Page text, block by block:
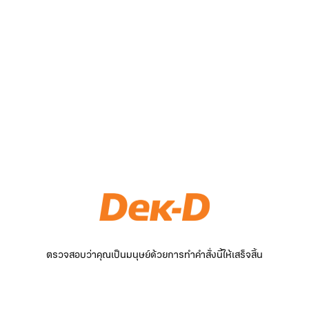
ตรวจสอบว่าคุณเป็นมนุษย์ด้วยการทำคำสั่งนี้ให้เสร็จสิ้น